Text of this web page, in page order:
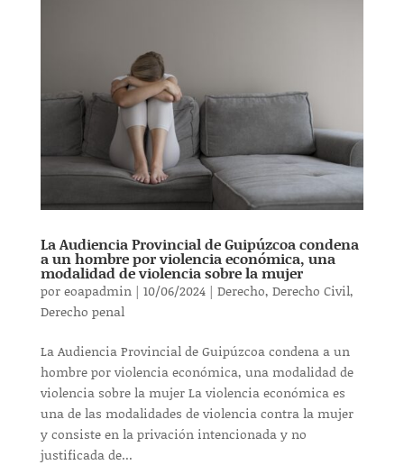
La Audiencia Provincial de Guipúzcoa condena
a un hombre por violencia económica, una
modalidad de violencia sobre la mujer
poreoapadmin| 10/06/2024| Derecho, Derecho Civil,
Derecho penal
La Audiencia Provincial de Guipúzcoa condena a un
hombre por violencia económica, una modalidad de
violencia sobre la mujer La violencia económica es
una de las modalidades de violencia contra la mujer
y consiste en la privación intencionada y no
justificada de...